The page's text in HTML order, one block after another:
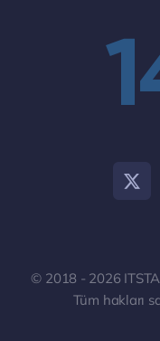
© 2018 - 2026
Tüm hakları